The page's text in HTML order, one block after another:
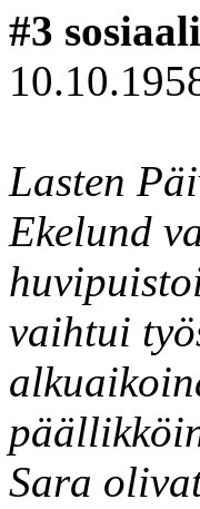
#3
Lasten
Ekelund
vaihtui
Sara